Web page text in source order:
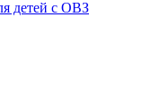
детей с ОВЗ